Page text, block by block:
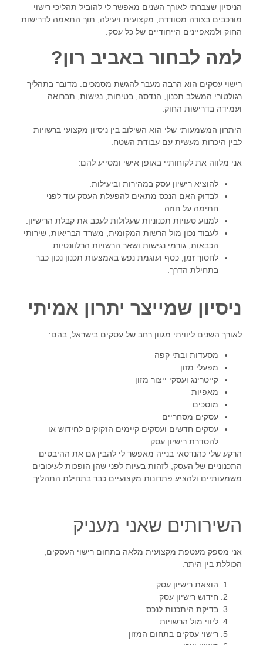
הניסיון שצברתי לאורך השנים מאפשר לי להוביל תהליכי רישוי
מורכבים בצורה מסודרת, מקצועית ויעילה, תוך התאמה לדרישות
החוק ולמאפיינים הייחודיים של כל עסק.
למה לבחור באביב רון?
רישוי עסקים הוא הרבה מעבר להגשת מסמכים. מדובר בתהליך
רגולטורי המשלב תכנון, הנדסה, בטיחות, נגישות, תברואה
ועמידה בדרישות החוק.
היתרון המשמעותי שלי הוא השילוב בין ניסיון מקצועי ברשויות
לבין היכרות מעשית עם עבודת השטח.
אני מלווה את לקוחותיי באופן אישי ומסייע להם:
להוציא רישיון עסק במהירות וביעילות.
לבדוק האם הנכס מתאים להפעלת העסק עוד לפני
חתימה על חוזה.
למנוע טעויות תכנוניות שעלולות לעכב את קבלת הרישיון.
לעבוד נכון מול הרשות המקומית, משרד הבריאות, שירותי
הכבאות, גורמי נגישות ושאר הרשויות הרלוונטיות.
לחסוך זמן, כסף ועוגמת נפש באמצעות תכנון נכון כבר
בתחילת הדרך.
ניסיון שמייצר יתרון אמיתי
לאורך השנים ליוויתי מגוון רחב של עסקים בישראל, בהם:
מסעדות ובתי קפה
מפעלי מזון
קייטרינג ועסקי ייצור מזון
מאפיות
מוסכים
עסקים מסחריים
עסקים חדשים ועסקים קיימים הזקוקים לחידוש או
להסדרת רישיון עסק
הרקע שלי כהנדסאי בנייה מאפשר לי להבין גם את ההיבטים
התכנוניים של העסק, לזהות בעיות לפני שהן הופכות לעיכובים
משמעותיים ולהציע פתרונות מקצועיים כבר בתחילת התהליך.
השירותים שאני מעניק
אני מספק מעטפת מקצועית מלאה בתחום רישוי העסקים,
הכוללת בין היתר:
הוצאת רישיון עסק
חידוש רישיון עסק
בדיקת היתכנות לנכס
ליווי מול הרשויות
רישוי עסקים בתחום המזון